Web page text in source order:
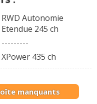
RWD Autonomie
Etendue 245 ch
---------
XPower 435 ch
manquants